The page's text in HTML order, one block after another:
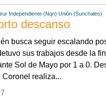
Independiente (Nqn) Unión (Sunchales)
descanso
busca seguir escalando
sus trabajos desde la
Sol de Mayo por 1 a 0.
realiza...